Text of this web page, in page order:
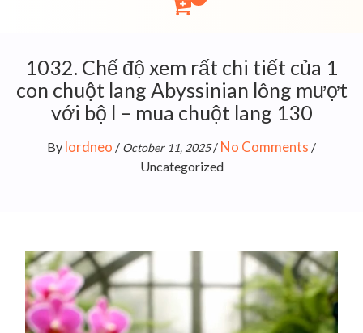
1032. Chế độ xem rất chi tiết của 1
con chuột lang Abyssinian lông mượt
với bộ l – mua chuột lang 130
By lordneo / October 11, 2025/ No Comments /
Uncategorized